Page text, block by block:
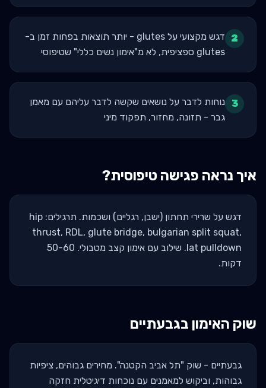
2
דגש מקצועי על glutes - יותר תוצאות בפחות זמן ב-
glutes ספציפית, לא מ"אימון נשים כללי" שטיפוסי
3
נוחות לדבר על נושאים שקשה לדבר עליהם עם מאמן
גבר - תזונה, מחזור, תפקוד מיני
איך נראה פגישה טיפוסית?
דגש על שרירי תחתון (ישבן, רגליים) ושכמות. תרגילים: hip
thrust, RDL, glute bridge, bulgarian split squat,
lat pulldown. שילוב עם אימון קצב מטבולי. 50-60
דקות.
שוק האימון בגבעתיים
גבעתיים - שוק "תל אביב הקטנה". מחירים גבוהים, ציפיות
גבוהות, וביקוש למאמנים עם נוכחות דיגיטלית חזקה